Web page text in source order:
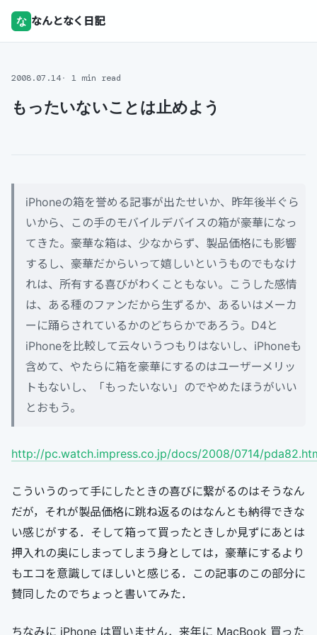
な なんとなく日記
2008.07.14 1 min read
もったいないことは止めよう
iPhoneの箱を誉める記事が出たせいか、昨年後半ぐら
いから、この手のモバイルデバイスの箱が豪華になっ
てきた。豪華な箱は、少なからず、製品価格にも影響
するし、豪華だからいって嬉しいというものでもなけ
れは、所有する喜びがわくこともない。こうした感情
は、ある種のファンだから生ずるか、あるいはメーカ
ーに踊らされているかのどちらかであろう。D4と
iPhoneを比較して云々いうつもりはないし、iPhoneも
含めて、やたらに箱を豪華にするのはユーザーメリッ
トもないし、「もったいない」のでやめたほうがいい
とおもう。
http://pc.watch.impress.co.jp/docs/2008/0714/
こういうのって手にしたときの喜びに繋がるのはそうなん
だが，それが製品価格に跳ね返るのはなんとも納得できな
い感じがする．そして箱って買ったときしか見ずにあとは
押入れの奥にしまってしまう身としては，豪華にするより
もエコを意識してほしいと感じる．この記事のこの部分に
賛同したのでちょっと書いてみた．
ちなみに iPhone は買いません．来年に MacBook 買った